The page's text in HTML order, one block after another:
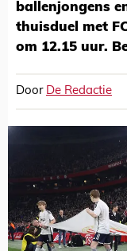
ballenjongens
thuisduel met
om 12.15 uur.
Door De Redactie